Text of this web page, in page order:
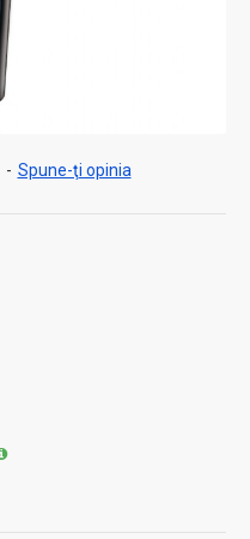
- Spune-ţi opinia